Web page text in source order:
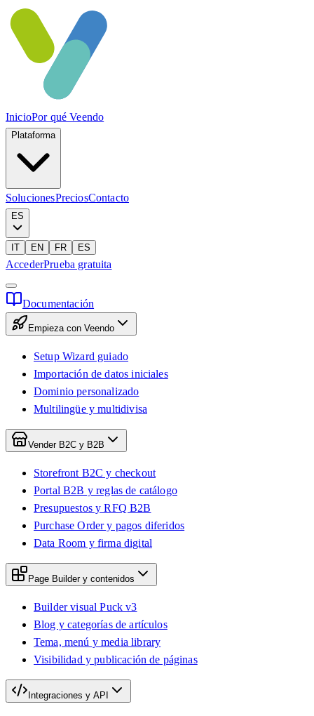
InicioPor qué Veendo
Plataforma
SolucionesPreciosContacto
ES
IT EN FR ES
AccederPrueba gratuita
Documentación
Empieza con Veendo
Setup Wizard guiado
Importación de datos iniciales
Dominio personalizado
Multilingüe y multidivisa
Vender B2C y B2B
Storefront B2C y checkout
Portal B2B y reglas de catálogo
Presupuestos y RFQ B2B
Purchase Order y pagos diferidos
Data Room y firma digital
Page Builder y contenidos
Builder visual Puck v3
Blog y categorías de artículos
Tema, menú y media library
Visibilidad y publicación de páginas
Integraciones y API